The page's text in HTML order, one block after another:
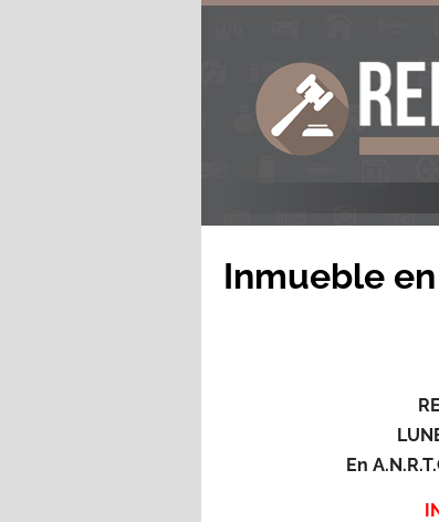
Inmueble
En